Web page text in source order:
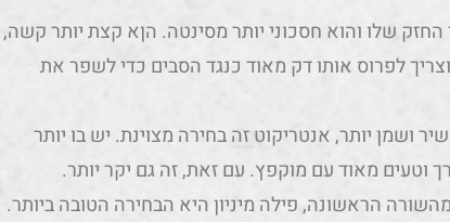
שלו והוא חסכוני יותר מסינטה. הןא קצת יותר קשה,
לפרוס אותו דק מאוד כנגד הסבים כדי לשפר את
ושמן יותר, אנטריקוט זה בחירה מצוינת. יש בו יותר
וטעים מאוד עם מוקפץ. עם זאת, זה גם יקר יותר.
הראשונה, פילה מיניון היא הבחירה הטובה ביותר.